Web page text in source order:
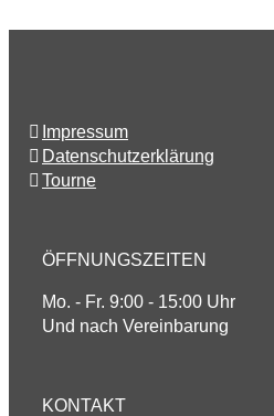
Impressum
Datenschutzerklärung
Tourne
ÖFFNUNGSZEITEN
Mo. - Fr. 9:00 - 15:00 Uhr
Und nach Vereinbarung
KONTAKT